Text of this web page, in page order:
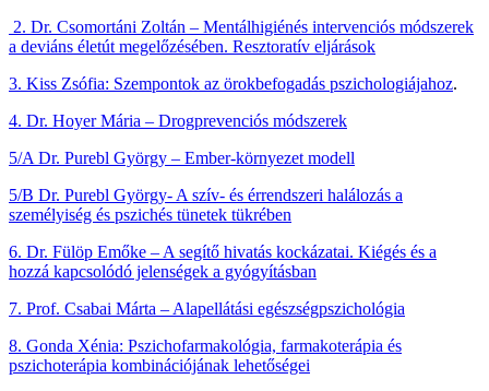
2. Dr. Csomortáni Zoltán – Mentálhigiénés intervenciós módszerek
a deviáns életút megelőzésében. Resztoratív eljárások
3. Kiss Zsófia: Szempontok az örokbefogadás pszichologiájahoz.
4. Dr. Hoyer Mária – Drogprevenciós módszerek
5/A Dr. Purebl György – Ember-környezet modell
5/B Dr. Purebl György- A szív- és érrendszeri halálozás a
személyiség és pszichés tünetek tükrében
6. Dr. Fülöp Emőke – A segítő hivatás kockázatai. Kiégés és a
hozzá kapcsolódó jelenségek a gyógyításban
7. Prof. Csabai Márta – Alapellátási egészségpszichológia
8. Gonda Xénia: Pszichofarmakológia, farmakoterápia és
pszichoterápia kombinációjának lehetőségei